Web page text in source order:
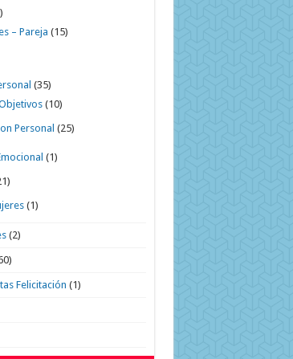
– Pareja (15)
(35)
(10)
Personal (25)
(1)
(1)
(2)
Felicitación (1)